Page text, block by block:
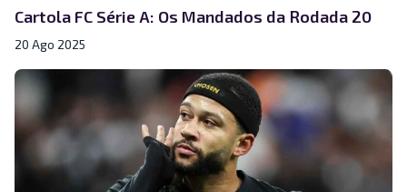
Cartola FC Série A: Os Mandados da Rodada 20
20 Ago 2025